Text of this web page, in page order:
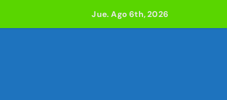
~ Segu-Info
Jue. Ago 6th, 2026